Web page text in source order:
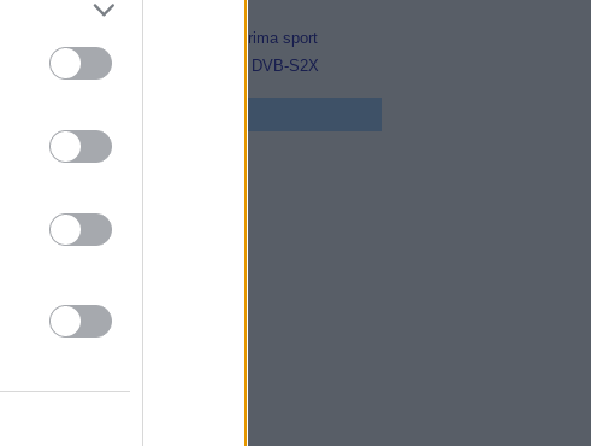
Ligu mistrů
Antik TV potvrdil zařazení Prima sport
Televisa Networks přešla na DVB-S2X
21:05 Všechnopárty
22:00 Hercule Poirot
21:45 Smrt na Nilu
00:00 Ohněm a mečem (2/2)
22:35 Farma Česko II (28)